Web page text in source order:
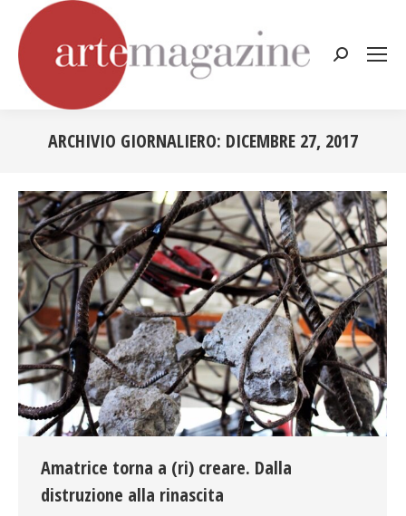
Cerca:
ARCHIVIO GIORNALIERO: DICEMBRE 27, 2017
Amatrice torna a (ri) creare. Dalla
distruzione alla rinascita